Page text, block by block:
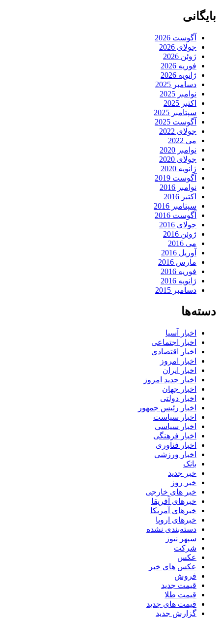
بایگانی
آگوست 2026
جولای 2026
ژوئن 2026
فوریه 2026
ژانویه 2026
دسامبر 2025
نوامبر 2025
اکتبر 2025
سپتامبر 2025
آگوست 2025
جولای 2022
می 2022
نوامبر 2020
جولای 2020
ژانویه 2020
آگوست 2019
نوامبر 2016
اکتبر 2016
سپتامبر 2016
آگوست 2016
جولای 2016
ژوئن 2016
می 2016
آوریل 2016
مارس 2016
فوریه 2016
ژانویه 2016
دسامبر 2015
دسته‌ها
اخبار آسیا
اخبار اجتماعی
اخبار اقتصادی
اخبار امروز
اخبار ایران
اخبار جدید امروز
اخبار جهان
اخبار دولتی
اخبار رئیس جمهور
اخبار سیاست
اخبار سیاسی
اخبار فرهنگی
اخبار فناوری
اخبار ورزشی
بانک
خبر جدید
خبر روز
خبر های خارجی
خبرهای آفریقا
خبرهای آمریکا
خبرهای اروپا
دسته‌بندی نشده
سپهر نیوز
شرکت
عکس
عکس های خبر
فروش
قیمت جدید
قیمت طلا
قیمت های جدید
گزارش جدید